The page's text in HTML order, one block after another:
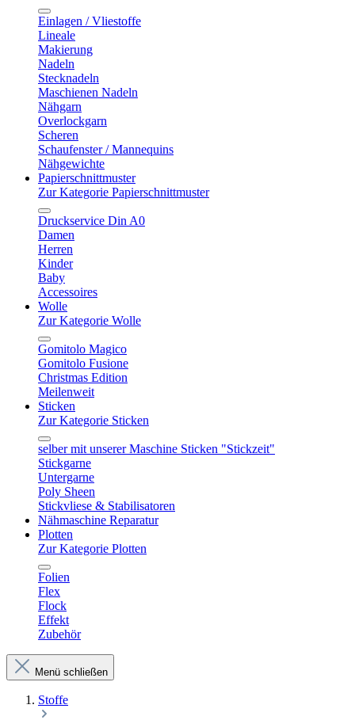
Einlagen / Vliestoffe
Lineale
Makierung
Nadeln
Stecknadeln
Maschienen Nadeln
Nähgarn
Overlockgarn
Scheren
Schaufenster / Mannequins
Nähgewichte
Papierschnittmuster
Zur Kategorie Papierschnittmuster
Druckservice Din A0
Damen
Herren
Kinder
Baby
Accessoires
Wolle
Zur Kategorie Wolle
Gomitolo Magico
Gomitolo Fusione
Christmas Edition
Meilenweit
Sticken
Zur Kategorie Sticken
selber mit unserer Maschine Sticken "Stickzeit"
Stickgarne
Untergarne
Poly Sheen
Stickvliese & Stabilisatoren
Nähmaschine Reparatur
Plotten
Zur Kategorie Plotten
Folien
Flex
Flock
Effekt
Zubehör
Menü schließen
Stoffe